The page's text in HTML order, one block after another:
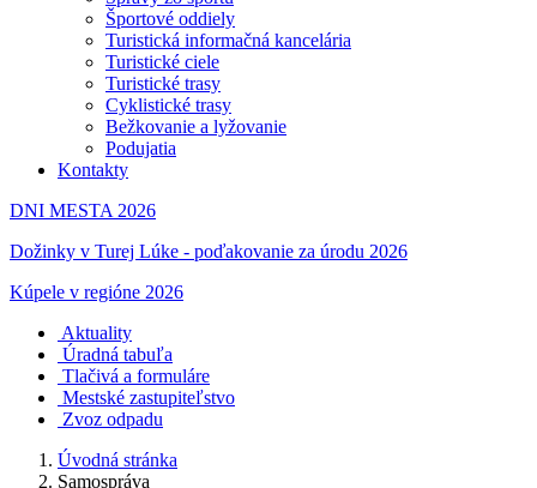
Športové oddiely
Turistická informačná kancelária
Turistické ciele
Turistické trasy
Cyklistické trasy
Bežkovanie a lyžovanie
Podujatia
Kontakty
DNI MESTA 2026
Dožinky v Turej Lúke - poďakovanie za úrodu 2026
Kúpele v regióne 2026
Aktuality
Úradná tabuľa
Tlačivá a formuláre
Mestské zastupiteľstvo
Zvoz odpadu
Úvodná stránka
Samospráva